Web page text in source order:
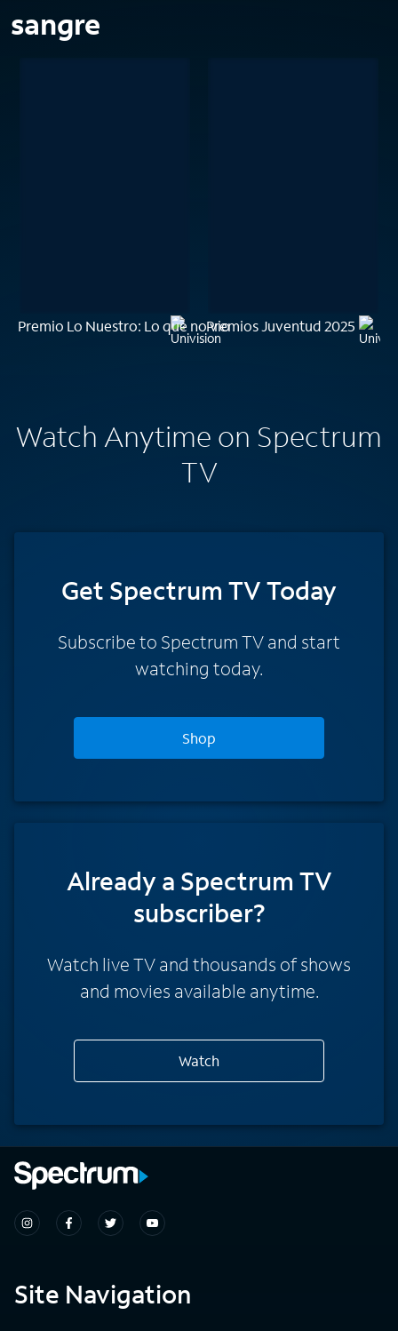
sangre
Premio Lo Nuestro: Lo que no vioPremios Juventud 2025
Watch Anytime on Spectrum
TV
Get Spectrum TV Today
Subscribe to Spectrum TV and start
watching today.
Shop
Already a Spectrum TV
subscriber?
Watch live TV and thousands of shows
and movies available anytime.
Watch
Site Navigation